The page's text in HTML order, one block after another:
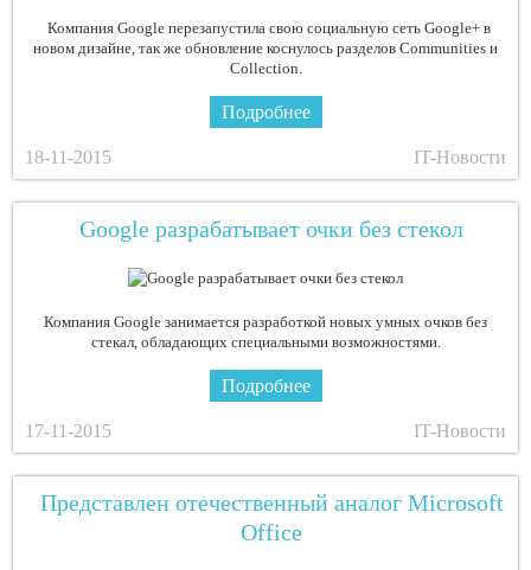
Компания Google перезапустила свою социальную сеть Google+ в
новом дизайне, так же обновление коснулось разделов Communities и
Collection.
Подробнее
18-11-2015 IT-Новости
Google разрабатывает очки без стекол
Компания Google занимается разработкой новых умных очков без
стекал, обладающих специальными возможностями.
Подробнее
17-11-2015 IT-Новости
Представлен отечественный аналог Microsoft
Office